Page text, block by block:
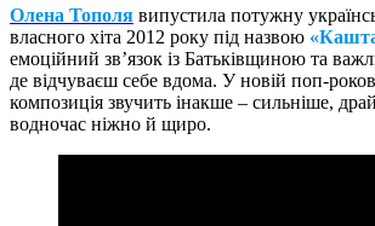
Олена Тополя випустила потужну
власного хіта 2012 року під назвою
емоційний зв’язок із Батьківщиною та
де відчуваєш себе вдома. У новій поп-
композиція звучить інакше – сильніше,
водночас ніжно й щиро.